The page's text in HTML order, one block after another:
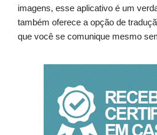
imagens, esse aplicativo é um
também oferece a opção de
que você se comunique mesmo